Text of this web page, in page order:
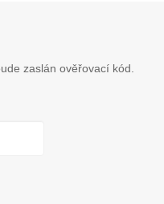
zaslán ověřovací kód.